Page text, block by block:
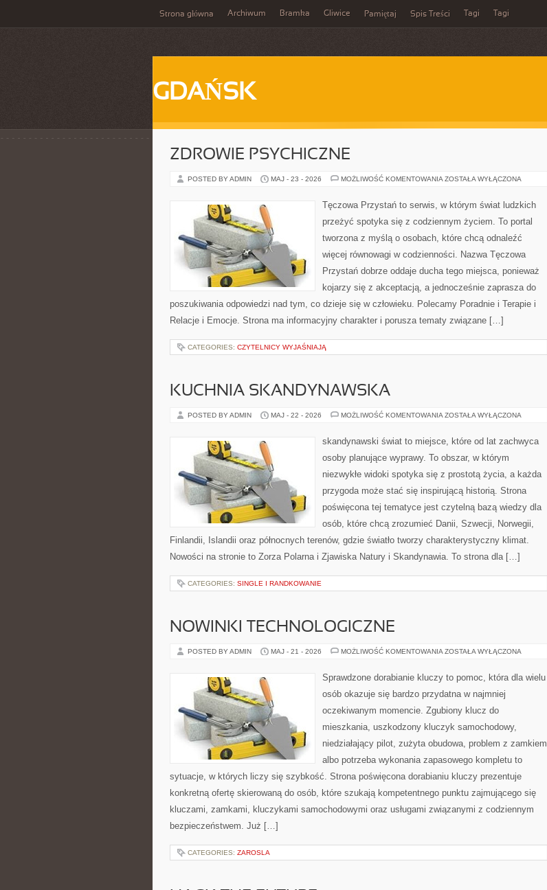
Strona główna Archiwum Bramka Gliwice Pamiętaj Spis Treści Tagi Tagi
GDAŃSK
ZDROWIE PSYCHICZNE
POSTED BY ADMIN MAJ - 23 - 2026 MOŻLIWOŚĆ KOMENTOWANIA ZDROWIE
ZOSTAŁA WYŁĄCZONA
Tęczowa Przystań to serwis, w którym świat ludzkich
przeżyć spotyka się z codziennym życiem. To portal
tworzona z myślą o osobach, które chcą odnaleźć
więcej równowagi w codzienności. Nazwa Tęczowa
Przystań dobrze oddaje ducha tego miejsca, ponieważ
kojarzy się z akceptacją, a jednocześnie zaprasza do
poszukiwania odpowiedzi nad tym, co dzieje się w człowieku. Polecamy Poradnie i Terapie i
Relacje i Emocje. Strona ma informacyjny charakter i porusza tematy związane […]
CATEGORIES: CZYTELNICY WYJAŚNIAJĄ
KUCHNIA SKANDYNAWSKA
POSTED BY ADMIN MAJ - 22 - 2026 MOŻLIWOŚĆ KOMENTOWANIA KUCHNIA
ZOSTAŁA WYŁĄCZONA
skandynawski świat to miejsce, które od lat zachwyca
osoby planujące wyprawy. To obszar, w którym
niezwykłe widoki spotyka się z prostotą życia, a każda
przygoda może stać się inspirującą historią. Strona
poświęcona tej tematyce jest czytelną bazą wiedzy dla
osób, które chcą zrozumieć Danii, Szwecji, Norwegii,
Finlandii, Islandii oraz północnych terenów, gdzie światło tworzy charakterystyczny klimat.
Nowości na stronie to Zorza Polarna i Zjawiska Natury i Skandynawia. To strona dla […]
CATEGORIES: SINGLE I RANDKOWANIE
NOWINKI TECHNOLOGICZNE
POSTED BY ADMIN MAJ - 21 - 2026 MOŻLIWOŚĆ KOMENTOWANIA NOWINKI
ZOSTAŁA WYŁĄCZONA
Sprawdzone dorabianie kluczy to pomoc, która dla wielu
osób okazuje się bardzo przydatna w najmniej
oczekiwanym momencie. Zgubiony klucz do
mieszkania, uszkodzony kluczyk samochodowy,
niedziałający pilot, zużyta obudowa, problem z zamkiem
albo potrzeba wykonania zapasowego kompletu to
sytuacje, w których liczy się szybkość. Strona poświęcona dorabianiu kluczy prezentuje
konkretną ofertę skierowaną do osób, które szukają kompetentnego punktu zajmującego się
kluczami, zamkami, kluczykami samochodowymi oraz usługami związanymi z codziennym
bezpieczeństwem. Już […]
CATEGORIES: ZAROSLA